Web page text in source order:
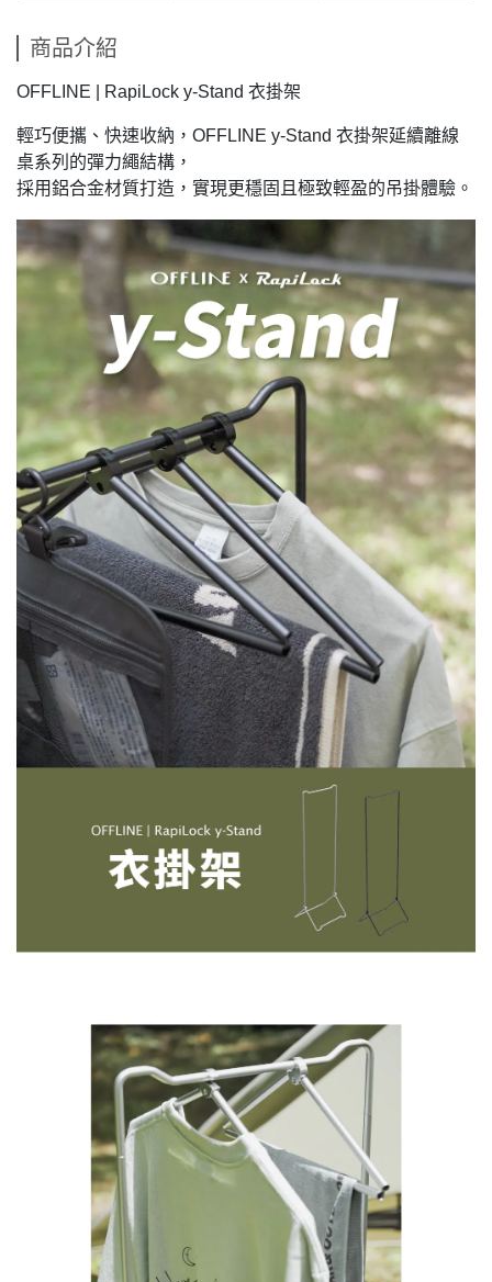
商品介紹
OFFLINE | RapiLock y-Stand 衣掛架
輕巧便攜、快速收納，OFFLINE y-Stand 衣掛架延續離線
桌系列的彈力繩結構，
採用鋁合金材質打造，實現更穩固且極致輕盈的吊掛體驗。